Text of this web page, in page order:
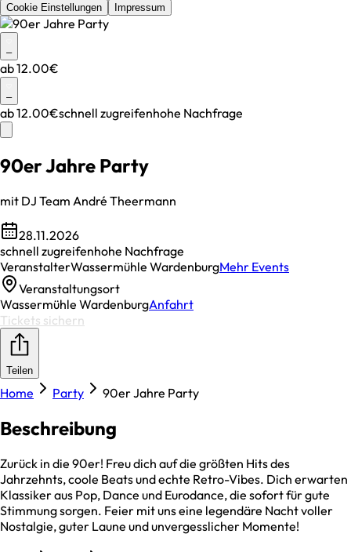
Cookie Einstellungen Impressum
–
ab12.00€
–
ab12.00€schnell zugreifenhohe Nachfrage
90er Jahre Party
mit DJ Team André Theermann
28.11.2026
schnell zugreifenhohe Nachfrage
VeranstalterWassermühle WardenburgMehr Events
Veranstaltungsort
Wassermühle WardenburgAnfahrt
Tickets sichern
Teilen
Home Party 90er Jahre Party
Beschreibung
Zurück in die 90er! Freu dich auf die größten Hits des
Jahrzehnts, coole Beats und echte Retro-Vibes. Dich erwarten
Klassiker aus Pop, Dance und Eurodance, die sofort für gute
Stimmung sorgen. Feier mit uns eine legendäre Nacht voller
Nostalgie, guter Laune und unvergesslicher Momente!